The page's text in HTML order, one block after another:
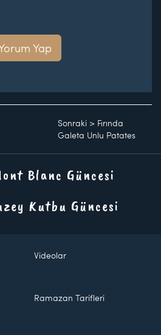
Yap
Sonraki > Fırında
Galeta Unlu Patates
Blanc Güncesi
Kutbu Güncesi
Videolar
Ramazan Tarifleri